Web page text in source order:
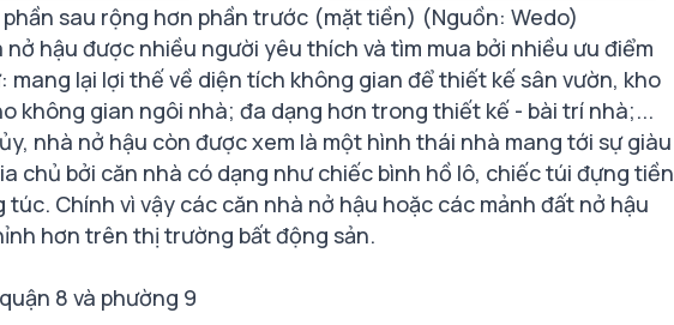
phần sau rộng hơn phần trước (mặt tiền) (Nguồn: Wedo)
hậu được nhiều người yêu thích và tìm mua bởi nhiều ưu điểm
mang lại lợi thế về diện tích không gian để thiết kế sân vườn, kho
không gian ngôi nhà; đa dạng hơn trong thiết kế - bài trí nhà;...
nhà nở hậu còn được xem là một hình thái nhà mang tới sự giàu
chủ bởi căn nhà có dạng như chiếc bình hồ lô, chiếc túi đựng tiền
Chính vì vậy các căn nhà nở hậu hoặc các mảnh đất nở hậu
hơn trên thị trường bất động sản.
8 và phường 9